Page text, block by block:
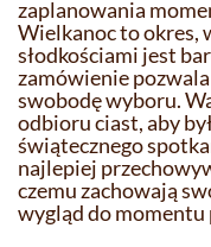
zaplanowania
Wielkanoc to okres,
słodkościami jest
zamówienie
swobodę wyboru.
odbioru ciast, aby
świątecznego
najlepiej
czemu zachowają
wygląd do momentu